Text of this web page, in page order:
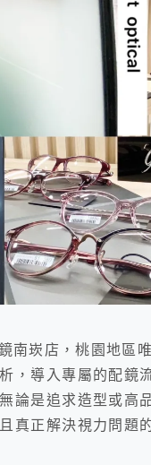
南崁店，桃園地區
，導入專屬的配鏡
論是追求造型或高
真正解決視力問題